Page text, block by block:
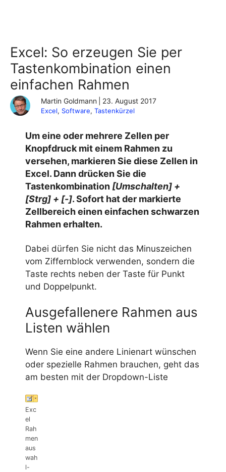
Excel: So erzeugen Sie per
Tastenkombination einen
einfachen Rahmen
Martin Goldmann 23. August 2017
Excel, Software, Tastenkürzel
Um eine oder mehrere Zellen per
Knopfdruck mit einem Rahmen zu
versehen, markieren Sie diese Zellen in
Excel. Dann drücken Sie die
Tastenkombination [Umschalten] +
[Strg] + [-]. Sofort hat der markierte
Zellbereich einen einfachen schwarzen
Rahmen erhalten.
Dabei dürfen Sie nicht das Minuszeichen
vom Ziffernblock verwenden, sondern die
Taste rechts neben der Taste für Punkt
und Doppelpunkt.
Ausgefallenere Rahmen aus
Listen wählen
Wenn Sie eine andere Linienart wünschen
oder spezielle Rahmen brauchen, geht das
am besten mit der Dropdown-Liste
Exc
el
Rah
men
aus
wah
l-